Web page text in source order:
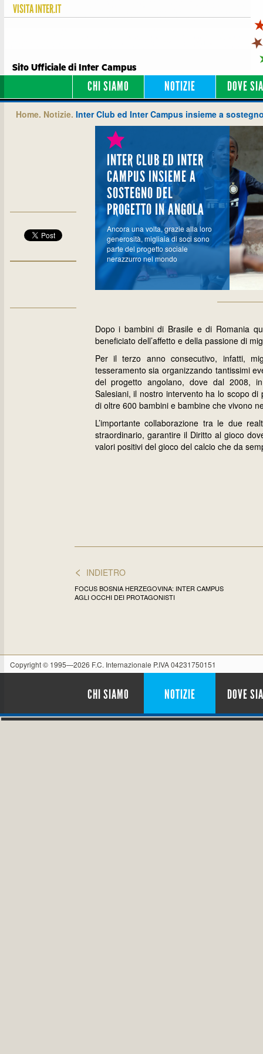
VISITAINTER.IT
Sito Ufficiale di Inter Campus
CHI SIAMO NOTIZIE DOVE
Home. Notizie. Inter Club ed Inter Campus insieme a
INTER CLUB ED INTER
CAMPUS INSIEME A
SOSTEGNO DEL
PROGETTO IN ANGOLA
Ancora una volta, grazie alla loro
generosità, migliaia di soci sono
parte del progetto sociale
nerazzurro nel mondo
Dopo i bambini di Brasile e di Romania
beneficiato dell’affetto e della passione di
Per il terzo anno consecutivo, infatti,
tesseramento sia organizzando tantissimi
del progetto angolano, dove dal 2008,
Salesiani, il nostro intervento ha lo scopo
di oltre 600 bambini e bambine che vivono
L’importante collaborazione tra le due
straordinario, garantire il Diritto al gioco
valori positivi del gioco del calcio che da
< INDIETRO
FOCUS BOSNIA HERZEGOVINA: INTER CAMPUS
AGLI OCCHI DEI PROTAGONISTI
Copyright © 1995—2026 F.C. Internazionale P.IVA 04231750151
CHI SIAMO NOTIZIE DOVE